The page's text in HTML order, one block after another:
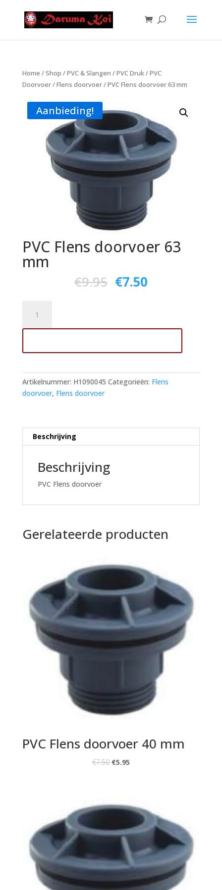
Home /Shop /PVC & Slangen /PVC Druk/PVC
Doorvoer/Flens doorvoer/ PVC Flens doorvoer 63 mm
Aanbieding!
PVC Flens doorvoer 63
mm
€9.95 €7.50
Flens
doorvoer
mm
Artikelnummer: H1090045 Categorieën: Flens
doorvoer, Flens doorvoer
Beschrijving
Beschrijving
PVC Flens doorvoer
Gerelateerde producten
PVC Flens doorvoer 40 mm
€7.50 €5.95